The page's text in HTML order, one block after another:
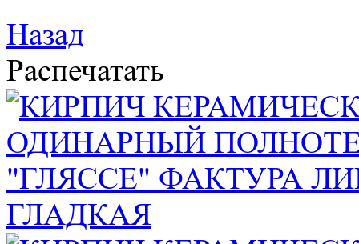
Назад
Распечатать